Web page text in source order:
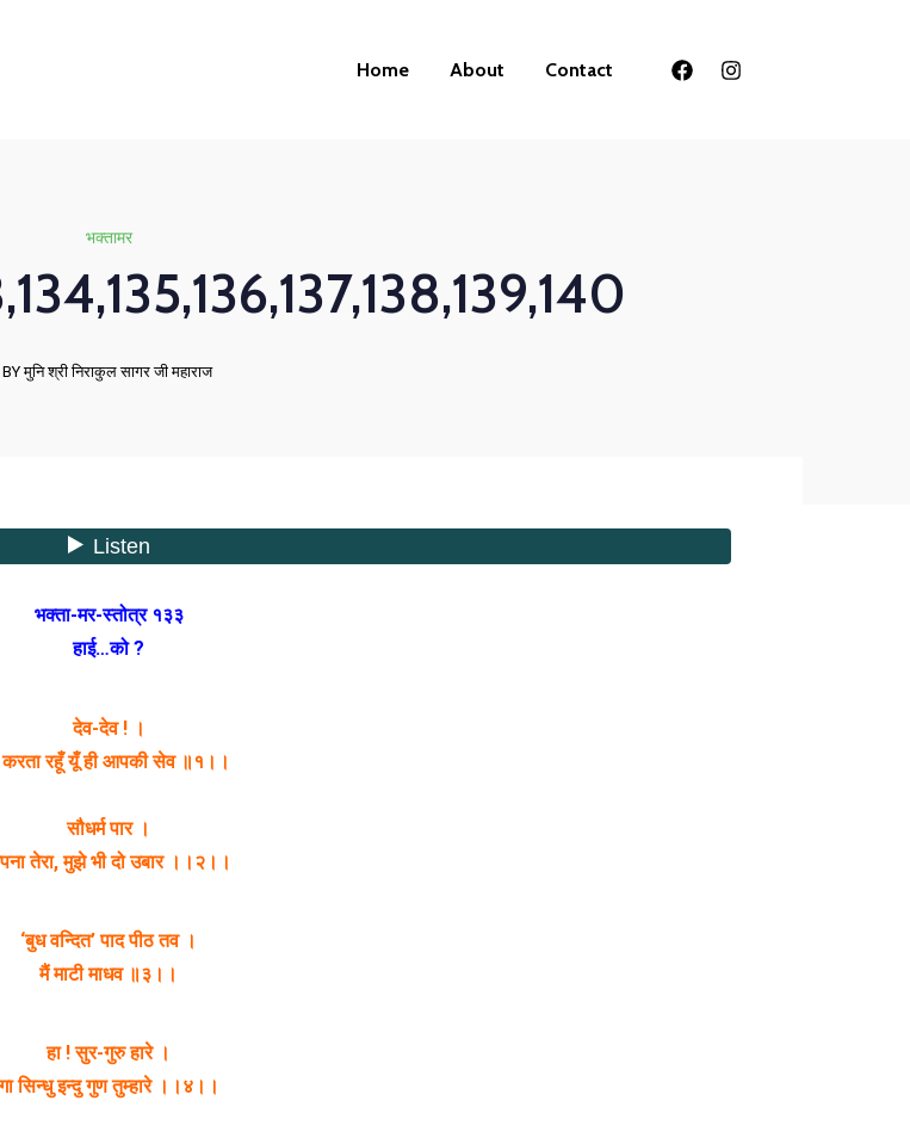
Home About Contact
भक्तामर
BY मुनि श्री निराकुल सागर जी महाराज
भक्ता-मर-स्तोत्र १३३
हाई…को ?
देव-देव ! ।
रहूँ यूँ ही आपकी सेव ॥१।।
सौधर्म पार ।
तेरा, मुझे भी दो उबार ।।२।।
‘बुध वन्दित’ पाद पीठ तव ।
मैं माटी माधव ॥३।।
हा ! सुर-गुरु हारे ।
सिन्धु इन्दु गुण तुम्हारे ।।४।।